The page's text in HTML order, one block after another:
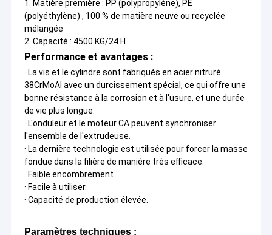
1. Matière première : PP (polypropylène), PE
(polyéthylène) , 100 % de matière neuve ou recyclée
mélangée
2. Capacité : 4500 KG/24 H
Performance et avantages :
· La vis et le cylindre sont fabriqués en acier nitruré
38CrMoAl avec un durcissement spécial, ce qui offre une
bonne résistance à la corrosion et à l'usure, et une durée
de vie plus longue.
· L'onduleur et le moteur CA peuvent synchroniser
l'ensemble de l'extrudeuse.
· La dernière technologie est utilisée pour forcer la masse
fondue dans la filière de manière très efficace.
· Faible encombrement.
· Facile à utiliser.
· Capacité de production élevée.
Paramètres techniques :